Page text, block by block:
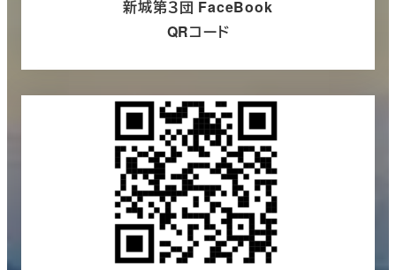
新城第３団 FaceBook
QRコード
さらに詳しく